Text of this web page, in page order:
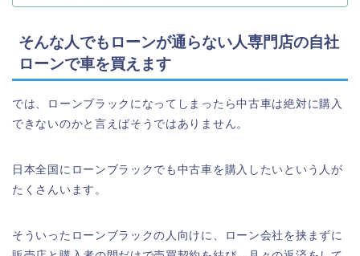
そんな人でもローンが通らない人専門店の自社
ローンで車を買えます
では、ローンブラックになってしまったら中古車は絶対に購入
できないのかと言えばそうではありません。
日本全国にローンブラックでも中古車を購入したいという人が
たくさんいます。
そういったローンブラックの人向けに、ローン会社を挟まずに